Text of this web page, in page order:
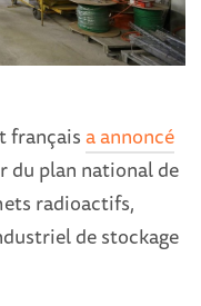
françaisa annoncé
du plan national de
radioactifs,
de stockage